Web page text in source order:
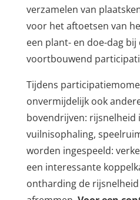
verzamelen van
voor het aftoetsen van
een plant- en doe-dag
voortbouwend
Tijdens
onvermijdelijk ook
bovendrijven: rijsnelheid
vuilnisophaling,
worden ingespeeld:
een interessante
ontharding de